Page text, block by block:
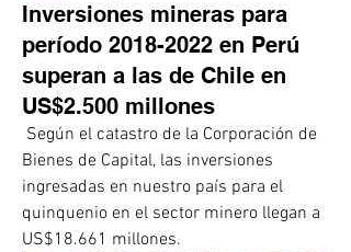
Inversiones mineras para
período 2018-2022 en Perú
superan a las de Chile en
US$2.500 millones
Bienes de Capital, las inversiones
ingresadas en nuestro país para el
quinquenio en el sector minero llegan a
US$18.661 millones.